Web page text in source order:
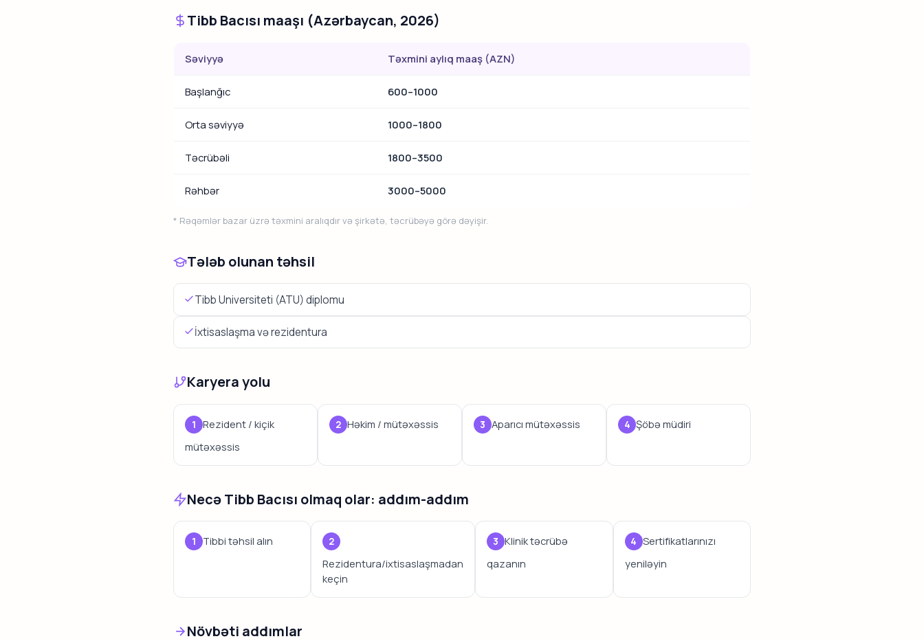
Tibb Bacısı maaşı (Azərbaycan, 2026)
Səviyyə Təxmini aylıq maaş (AZN)
Başlanğıc 600–1000
Orta səviyyə 1000–1800
Təcrübəli 1800–3500
Rəhbər 3000–5000
* Rəqəmlər bazar üzrə təxmini aralıqdır və şirkətə, təcrübəyə görə dəyişir.
Tələb olunan təhsil
Tibb Universiteti (ATU) diplomu
İxtisaslaşma və rezidentura
Karyera yolu
Rezident / kiçik
mütəxəssis
Həkim / mütəxəssis Aparıcı mütəxəssis Şöbə müdiri
Necə Tibb Bacısı olmaq olar: addım-addım
Tibbi təhsil alın
Rezidentura/ixtisaslaşmadan
keçin
Klinik təcrübə
qazanın
Sertifikatlarınızı
yeniləyin
Növbəti addımlar